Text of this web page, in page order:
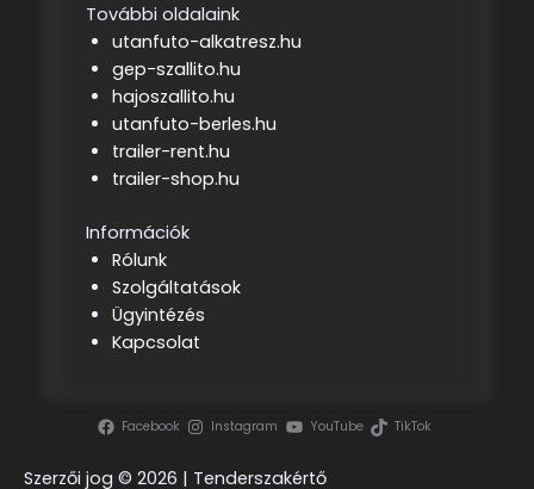
További oldalaink
utanfuto-alkatresz.hu
gep-szallito.hu
hajoszallito.hu
utanfuto-berles.hu
trailer-rent.hu
trailer-shop.hu
Információk
Rólunk
Szolgáltatások
Ügyintézés
Kapcsolat
Facebook Instagram YouTube TikTok
Szerzői jog © 2026 | Tenderszakértő